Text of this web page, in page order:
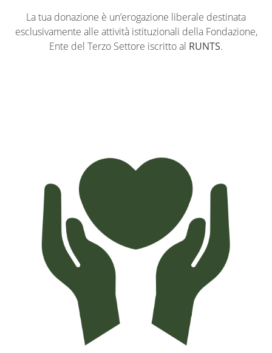
La tua donazione è un’erogazione liberale destinata
esclusivamente alle attività istituzionali della Fondazione,
Ente del Terzo Settore iscritto al RUNTS.